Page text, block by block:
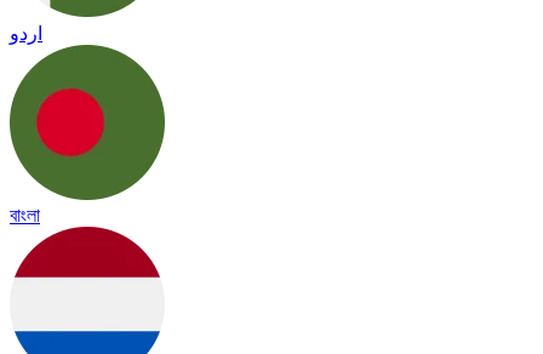
اردو
বাংলা